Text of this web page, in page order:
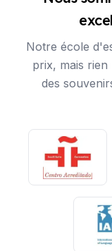
Notre école
prix, mais rien
des